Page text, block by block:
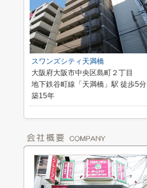
スワンズシティ天満橋
大阪府大阪市中央区島町２丁目
地下鉄谷町線「天満橋」駅 徒歩5分
築15年